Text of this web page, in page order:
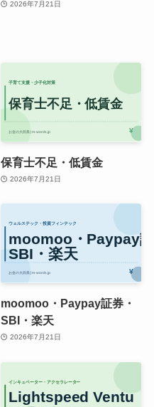
2026年7月21日
保育士不足・低賃金
2026年7月21日
moomoo・Paypay証券・
SBI・楽天
2026年7月21日